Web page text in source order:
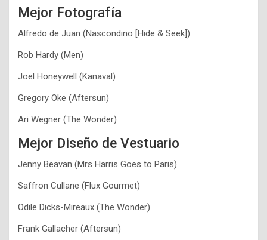
Mejor Fotografía
Alfredo de Juan (Nascondino [Hide & Seek])
Rob Hardy (Men)
Joel Honeywell (Kanaval)
Gregory Oke (Aftersun)
Ari Wegner (The Wonder)
Mejor Diseño de Vestuario
Jenny Beavan (Mrs Harris Goes to Paris)
Saffron Cullane (Flux Gourmet)
Odile Dicks-Mireaux (The Wonder)
Frank Gallacher (Aftersun)